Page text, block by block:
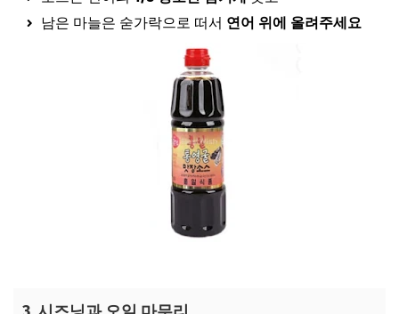
남은 마늘은 숟가락으로 떠서 연어 위에 올려주세요